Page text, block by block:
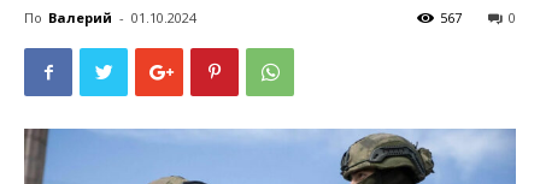
По Валерий - 01.10.2024 0
567